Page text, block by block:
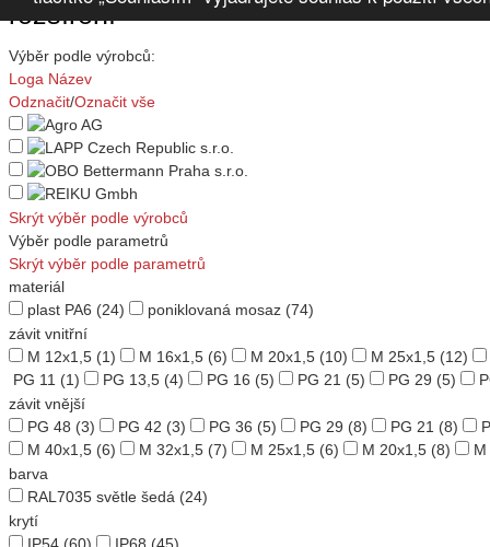
rozšíření
Výběr podle výrobců:
Loga Název
Odznačit/Označit vše
Skrýt výběr podle výrobců
Výběr podle parametrů
Skrýt výběr podle parametrů
materiál
plast PA6 (24) poniklovaná mosaz (74)
závit vnitřní
M 12x1,5 (1) M 16x1,5 (6) M 20x1,5 (10) M 25x1,5 (12)
PG 11 (1) PG 13,5 (4) PG 16 (5) PG 21 (5) PG 29 (5)
závit vnější
PG 48 (3) PG 42 (3) PG 36 (5) PG 29 (8) PG 21 (8)
M 40x1,5 (6) M 32x1,5 (7) M 25x1,5 (6) M 20x1,5 (8)
barva
RAL7035 světle šedá (24)
krytí